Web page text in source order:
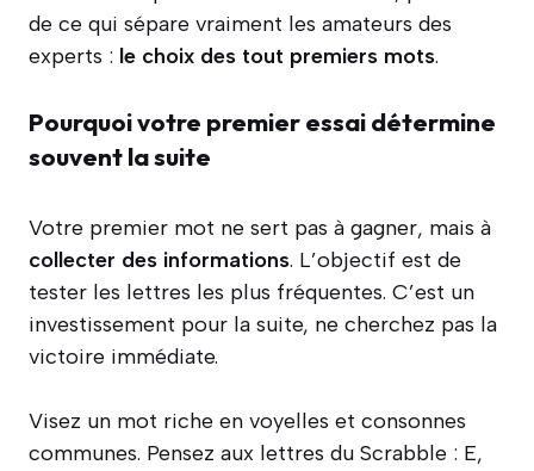
de ce qui sépare vraiment les amateurs des
experts : le choix des tout premiers mots.
Pourquoi votre premier essai détermine
souvent la suite
Votre premier mot ne sert pas à gagner, mais à
collecter des informations. L’objectif est de
tester les lettres les plus fréquentes. C’est un
investissement pour la suite, ne cherchez pas la
victoire immédiate.
Visez un mot riche en voyelles et consonnes
communes. Pensez aux lettres du Scrabble : E,